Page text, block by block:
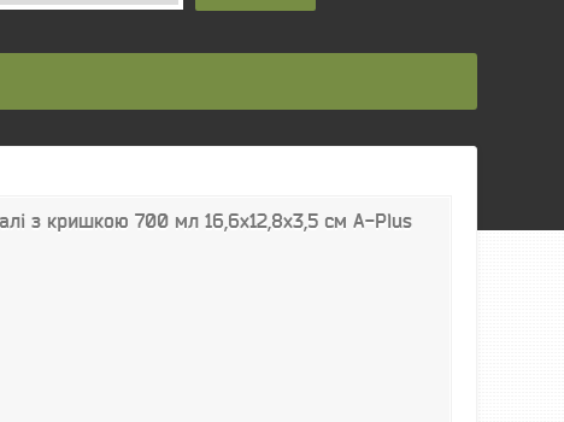
з кришкою 700 мл 16,6х12,8х3,5 см A-Plus